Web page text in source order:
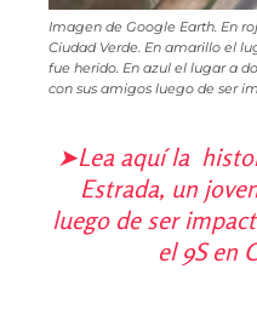
Imagen de Google Earth. En
Ciudad Verde. En amarillo el
fue herido. En azul el lugar a
con sus amigos luego de ser
➤Lea aquí la
Estrada, un
luego de ser
el 9S en